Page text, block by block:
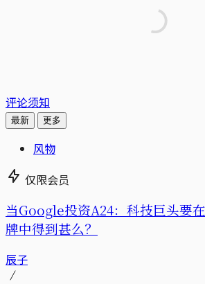
评论须知
最新 更多
风物
仅限会员
当Google投资A24：科技巨头
牌中得到甚么？
辰子